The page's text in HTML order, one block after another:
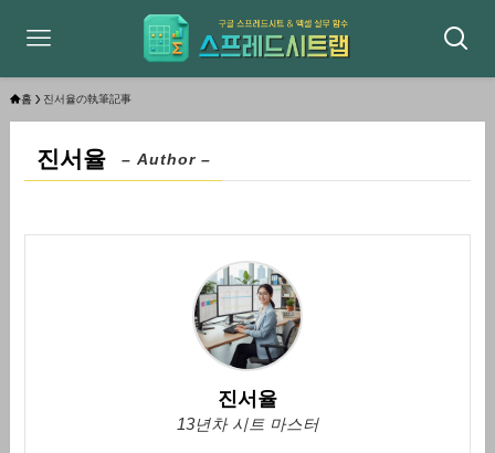
홈 진서율の執筆記事
진서율 – Author –
진서율
13년차 시트 마스터